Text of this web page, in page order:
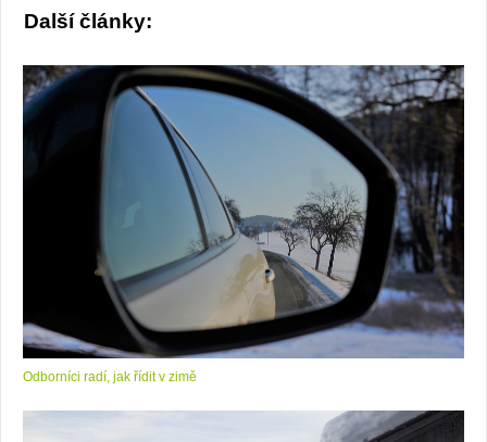
Další články:
Odborníci radí, jak řídit v zimě